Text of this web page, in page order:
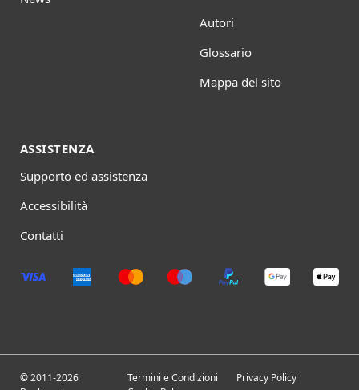
Autori
Glossario
Mappa del sito
ASSISTENZA
Supporto ed assistenza
Accessibilità
Contatti
© 2011-2026
Termini e Condizioni
Privacy Policy